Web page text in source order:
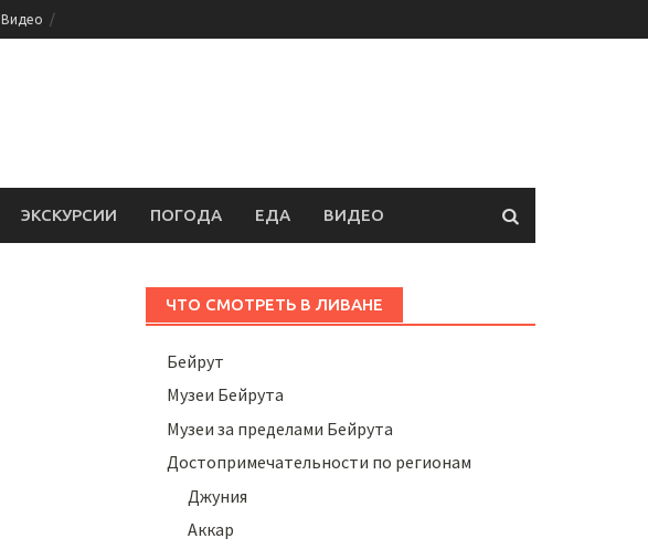
Видео
ЭКСКУРСИИ ПОГОДА ЕДА ВИДЕО
ЧТО СМОТРЕТЬ В ЛИВАНЕ
Бейрут
Музеи Бейрута
Музеи за пределами Бейрута
Достопримечательности по регионам
Джуния
Аккар